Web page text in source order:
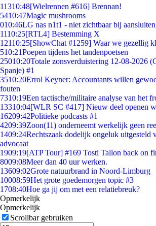
11310:48[Wielrennen #616] Brennan!
5410:47Magic mushrooms
010:46LG nas n1t1 - niet zichtbaar bij aansluiten
1110:25[RTL4] Bestemming X
12110:25[ShowChat #1259] Waar we gezellig
510:21Poepen tijdens het tandenpoetsen
25010:20Totale zonsverduistering 12-08-2026
Spanje) #1
3510:20Errol Keyner: Accountants willen
fouten
7310:19Een tactische/militaire analyse van het
13310:04[WLR SC #417] Nieuw deel openen
16209:42Politieke podcasts #1
4209:39Zoon(11) onderneemt werkelijk geen
1409:24Rechtszaak dodelijk ongeluk uitgesteld
advocaat
1909:19[ATP Tour] #169 Tosti Tallon back on
8009:08Meer dan 40 uur werken.
13609:02Grote natuurbrand in Noord-Limburg
10008:59Het grote goedemorgen topic #3
1708:40Hoe ga jij om met een relatiebreuk?
Opmerkelijk
Opmerkelijk
Scrollbar gebruiken